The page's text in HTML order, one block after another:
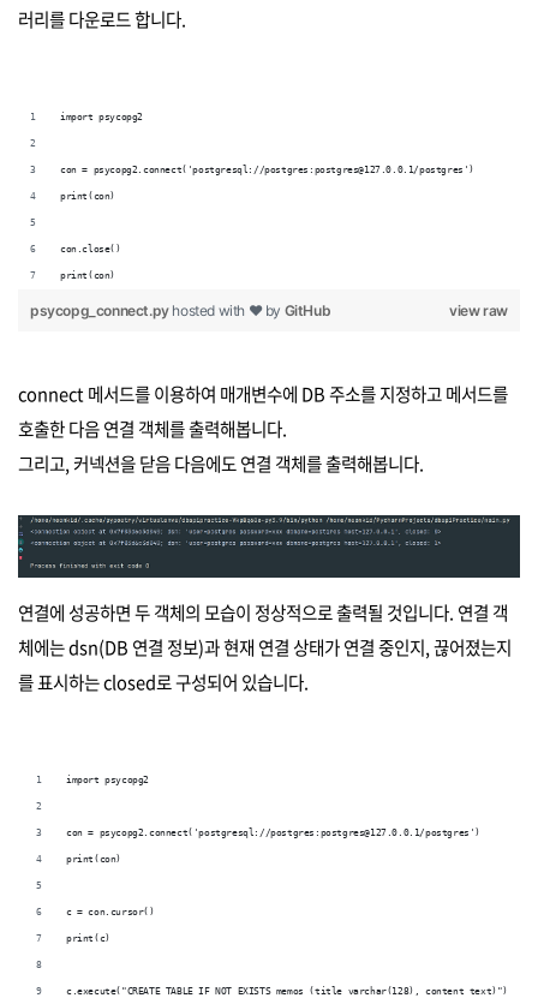
러리를 다운로드 합니다.
import psycopg2
con = psycopg2.connect('postgresql://postgres:postgres@127.0.0.1/postgres')
print(con)
con.close()
print(con)
view raw
psycopg_connect.py hosted with ❤ by GitHub
connect 메서드를 이용하여 매개변수에 DB 주소를 지정하고 메서드를
호출한 다음 연결 객체를 출력해봅니다.
그리고, 커넥션을 닫음 다음에도 연결 객체를 출력해봅니다.
연결에 성공하면 두 객체의 모습이 정상적으로 출력될 것입니다. 연결 객
체에는 dsn(DB 연결 정보)과 현재 연결 상태가 연결 중인지, 끊어졌는지
를 표시하는 closed로 구성되어 있습니다.
import psycopg2
con = psycopg2.connect('postgresql://postgres:postgres@127.0.0.1/postgres')
print(con)
c = con.cursor()
print(c)
c.execute("CREATE TABLE IF NOT EXISTS memos (title varchar(128), content text)")